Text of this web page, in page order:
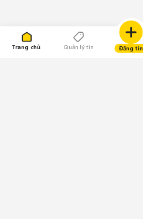
Trang chủ Quản lý tin Đăng tin